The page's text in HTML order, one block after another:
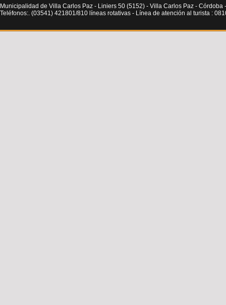
Municipalidad de Villa Carlos Paz - Liniers 50 (5152) - Villa Carlos Paz - Córdoba
Teléfonos:. (03541) 421801/810 líneas rotativas - Línea de atención al turista :